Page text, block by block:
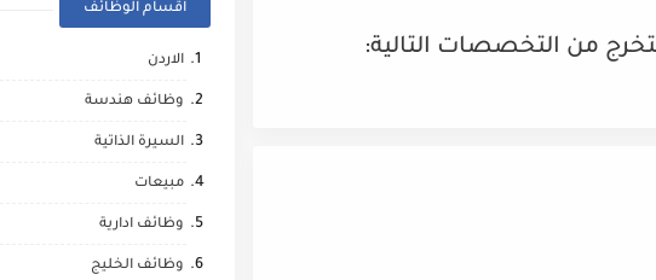
من التخصصات التالية:
اقسام الوظائف
الاردن
وظائف هندسة
السيرة الذاتية
مبيعات
وظائف ادارية
وظائف الخليج